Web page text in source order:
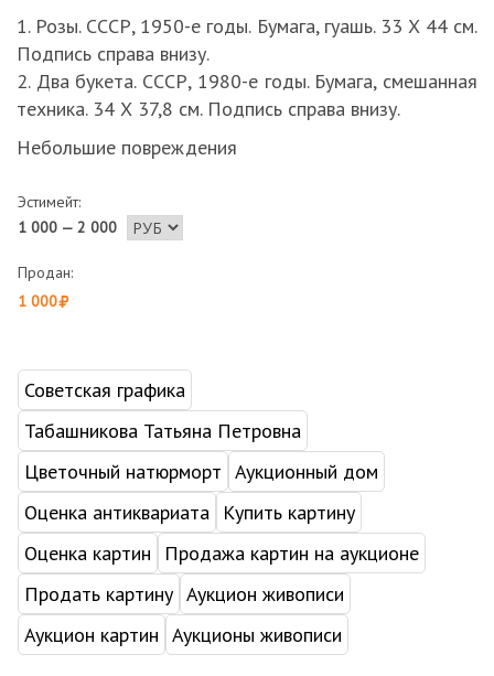
1. Розы. СССР, 1950-е годы. Бумага, гуашь. 33 Х 44 см.
Подпись справа внизу.
2. Два букета. СССР, 1980-е годы. Бумага, смешанная
техника. 34 Х 37,8 см. Подпись справа внизу.
Небольшие повреждения
Эстимейт:
1 000 — 2 000
Продан:
1 000
Советская графика
Табашникова Татьяна Петровна
Цветочный натюрморт Аукционный дом
Оценка антиквариата
Купить картину
Оценка картин
Продажа картин на аукционе
Продать картину Аукцион живописи
Аукцион картин Аукционы живописи